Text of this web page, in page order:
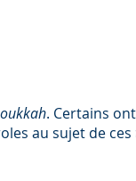
. Certains
au sujet de ces